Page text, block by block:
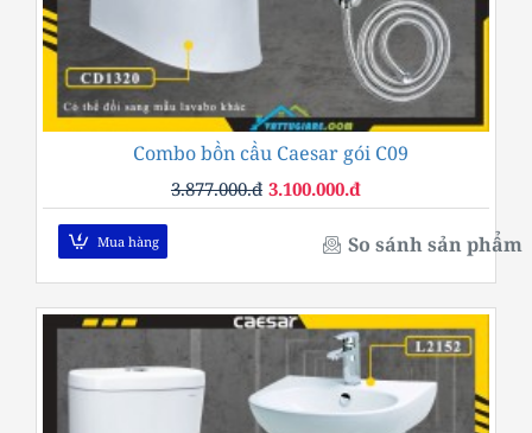
Combo bồn cầu Caesar gói C09
3.100.000.đ
3.877.000.đ
Mua hàng So sánh sản phẩm